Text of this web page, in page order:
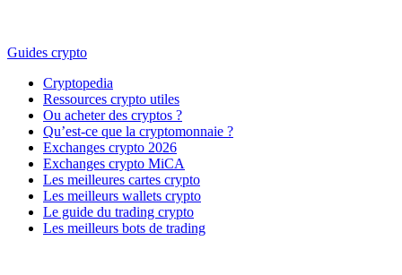
Guides crypto
Cryptopedia
Ressources crypto utiles
Ou acheter des cryptos ?
Qu’est-ce que la cryptomonnaie ?
Exchanges crypto 2026
Exchanges crypto MiCA
Les meilleures cartes crypto
Les meilleurs wallets crypto
Le guide du trading crypto
Les meilleurs bots de trading